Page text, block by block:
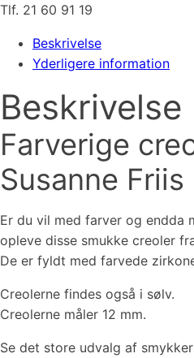
Tlf. 21 60 91 19
Beskrivelse
Yderligere information
Beskrivelse
Farverige
Susanne
Er du vil med farver og endda
opleve disse smukke creoler
De er fyldt med farvede
Creolerne findes også i sølv.
Creolerne måler 12 mm.
Se det store udvalg af